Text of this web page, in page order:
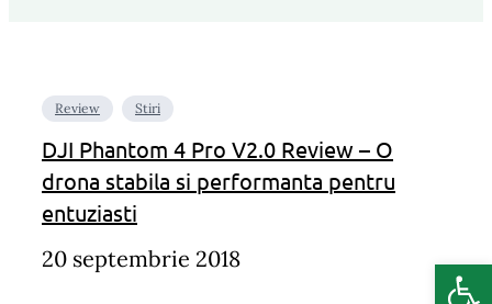
Review Stiri
DJI Phantom 4 Pro V2.0 Review – O
drona stabila si performanta pentru
entuziasti
20 septembrie 2018